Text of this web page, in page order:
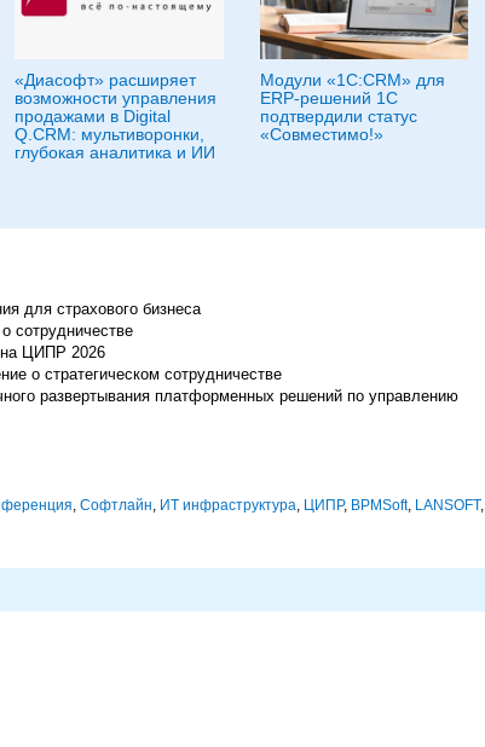
«Диасофт» расширяет
возможности управления
продажами в Digital
Q.CRM: мультиворонки,
глубокая аналитика и ИИ
Модули «1С:CRM» для
ERP-решений 1С
подтвердили статус
«Совместимо!»
для страхового бизнеса
сотрудничестве
на ЦИПР 2026
о стратегическом сотрудничестве
развертывания платформенных решений по управлению
, Софтлайн, ИТ инфраструктура, ЦИПР, BPMSoft, LANSOFT,